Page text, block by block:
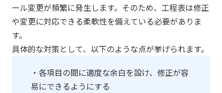
ール変更が頻繁に発生します。そのため、工程表は修正
や変更に対応できる柔軟性を備えている必要がありま
す。
具体的な対策として、以下のような点が挙げられます。
・各項目の間に適度な余白を設け、修正が容
易にできるようにする